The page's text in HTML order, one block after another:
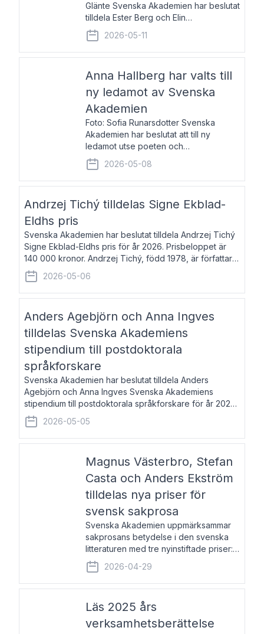
Glänte Svenska Akademien har beslutat
tilldela Ester Berg och Elin
Michaelsdotter Svenska Akademiens
debutantpris för år 2026. Priset är
nyinstiftat och syftar till att lyfta fram
2026-05-11
Anna Hallberg har valts till
ny ledamot av Svenska
Akademien
Foto: Sofia Runarsdotter Svenska
Akademien har beslutat att till ny
ledamot utse poeten och
litteraturkritikern Anna Hallberg. Hon
efterträder poeten Tua Forsström på
stol 18 och kommer att ta sitt inträde vid
2026-05-08
Andrzej Tichý tilldelas Signe Ekblad-
Eldhs pris
Svenska Akademien har beslutat tilldela Andrzej Tichý
Signe Ekblad-Eldhs pris för år 2026. Prisbeloppet är
140 000 kronor. Andrzej Tichý, född 1978, är författare
och kulturskribent. Han debuterade 2005 med den
lovordade romanen Sex liter l
2026-05-06
Anders Agebjörn och Anna Ingves
tilldelas Svenska Akademiens
stipendium till postdoktorala
språkforskare
Svenska Akademien har beslutat tilldela Anders
Agebjörn och Anna Ingves Svenska Akademiens
stipendium till postdoktorala språkforskare för år 2026.
Stipendiebeloppet är 75 000 kronor per mottagare.
Anders Agebjörn, född 1984, är universitet
2026-05-05
Magnus Västerbro, Stefan
Casta och Anders Ekström
tilldelas nya priser för
svensk sakprosa
Svenska Akademien uppmärksammar
sakprosans betydelse i den svenska
litteraturen med tre nyinstiftade priser:
Svenska Akademiens pris till
framstående författare av svensk
sakprosa som i år går till Magnus
2026-04-29
Läs 2025 års
verksamhetsberättelse